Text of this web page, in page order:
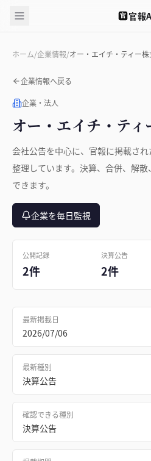
官 官報
ホーム/企業情報/オー・エイチ・ティー
企業情報へ戻る
企業・法人
オー・エイチ・ティ
会社公告を中心に、官報に掲載さ
整理しています。決算、合併、解
できます。
企業を毎日監視
公開記録
2件
決算公告
2件
最新掲載日
2026/07/06
最新種別
決算公告
確認できる種別
決算公告